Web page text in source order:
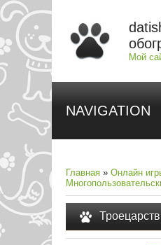
Мой
NAVIGATION
Главная » Онлайн